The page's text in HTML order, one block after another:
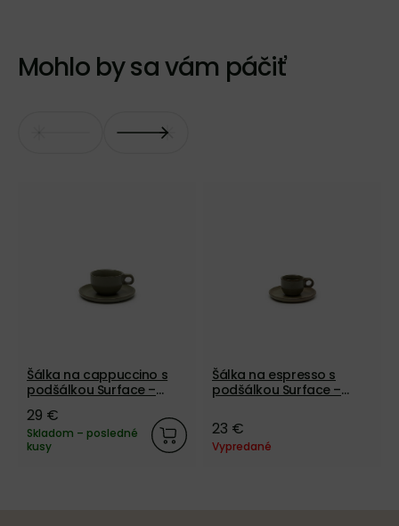
Mohlo by sa vám páčiť
Šálka na cappuccino s
podšálkou Surface –
camo zelená
29 €
Skladom – posledné
kusy
Šálka na espresso s
podšálkou Surface –
23 €
Vypredané